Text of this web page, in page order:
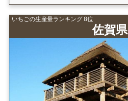
いちごの生産量ランキング 8位
佐賀県